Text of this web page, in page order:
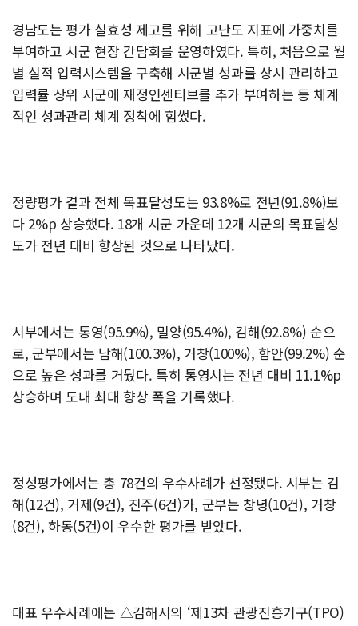
경남도는 평가 실효성 제고를 위해 고난도 지표에 가중치를
부여하고 시군 현장 간담회를 운영하였다. 특히, 처음으로 월
별 실적 입력시스템을 구축해 시군별 성과를 상시 관리하고
입력률 상위 시군에 재정인센티브를 추가 부여하는 등 체계
적인 성과관리 체계 정착에 힘썼다.
정량평가 결과 전체 목표달성도는 93.8%로 전년(91.8%)보
다 2%p 상승했다. 18개 시군 가운데 12개 시군의 목표달성
도가 전년 대비 향상된 것으로 나타났다.
시부에서는 통영(95.9%), 밀양(95.4%), 김해(92.8%) 순으
로, 군부에서는 남해(100.3%), 거창(100%), 함안(99.2%) 순
으로 높은 성과를 거뒀다. 특히 통영시는 전년 대비 11.1%p
상승하며 도내 최대 향상 폭을 기록했다.
정성평가에서는 총 78건의 우수사례가 선정됐다. 시부는 김
해(12건), 거제(9건), 진주(6건)가, 군부는 창녕(10건), 거창
(8건), 하동(5건)이 우수한 평가를 받았다.
대표 우수사례에는 △김해시의 ‘제13차 관광진흥기구(TPO)